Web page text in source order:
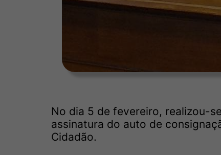
No dia 5 de fevereiro, realizou-
assinatura do auto de
Cidadão.